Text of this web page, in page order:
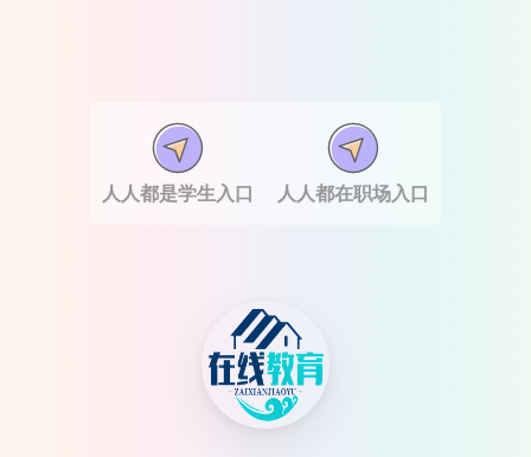
人人都是学生入口 人人都在职场入口